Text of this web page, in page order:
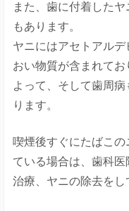
また、歯に付着した
もあります。
ヤニにはアセトアル
おい物質が含まれて
よって、そして歯周
ります。
喫煙後すぐにたばこ
ている場合は、歯科
治療、ヤニの除去をし